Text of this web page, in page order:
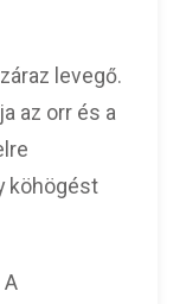
levegő.
az orr és a
köhögést